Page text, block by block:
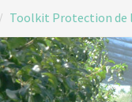
Toolkit Protection de